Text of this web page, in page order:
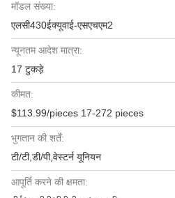
मॉडल संख्या:
एलसी430ईक्यूवाई-एसएचएम2
न्यूनतम आदेश मात्रा:
17 टुकड़े
कीमत:
$113.99/pieces 17-272 pieces
भुगतान की शर्तें:
टी/टी,डी/पी,वेस्टर्न यूनियन
आपूर्ति करने की क्षमता: